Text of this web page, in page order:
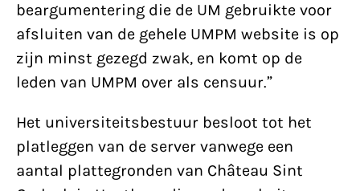
beargumentering die de UM gebruikte voor
afsluiten van de gehele UMPM website is op
zijn minst gezegd zwak, en komt op de
leden van UMPM over als censuur.”
Het universiteitsbestuur besloot tot het
platleggen van de server vanwege een
aantal plattegronden van Château Sint